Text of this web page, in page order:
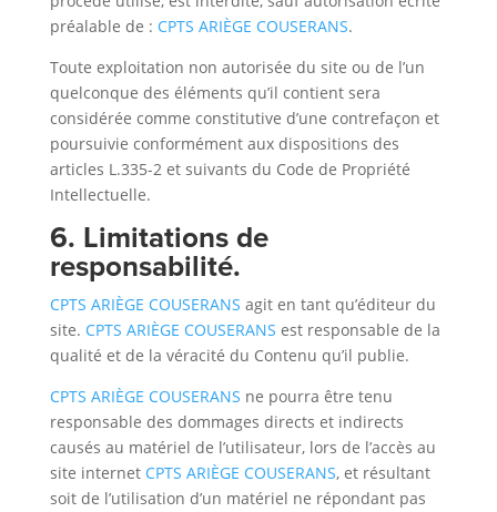
préalable de : CPTS ARIÈGE COUSERANS.
Toute exploitation non autorisée du site ou de l’un
quelconque des éléments qu’il contient sera
considérée comme constitutive d’une contrefaçon et
poursuivie conformément aux dispositions des
articles L.335-2 et suivants du Code de Propriété
Intellectuelle.
6. Limitations de
responsabilité.
CPTS ARIÈGE COUSERANS agit en tant qu’éditeur du
site. CPTS ARIÈGE COUSERANS est responsable de la
qualité et de la véracité du Contenu qu’il publie.
CPTS ARIÈGE COUSERANS ne pourra être tenu
responsable des dommages directs et indirects
causés au matériel de l’utilisateur, lors de l’accès au
site internet CPTS ARIÈGE COUSERANS, et résultant
soit de l’utilisation d’un matériel ne répondant pas